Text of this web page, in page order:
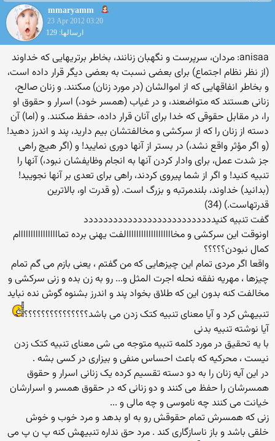
mmaryamm
23 Apr 2012 03:20
ارسالها: 129
anisaa: مردان، سرپرست و نگهبان زنانند، بخاطر برتريهايى كه خداوند
(از نظر نظام اجتماع) براى بعضى نسبت به بعضى ديگر قرار داده است،
و بخاطر انفاقهايى كه از اموالشان (در مورد زنان) مى‏كنند. و زنان صالح،
زنانى هستند كه متواضعند، و در غياب (همسر خود،) اسرار و حقوق او
را، در مقابل حقوقى كه خدا براى آنان قرار داده، حفظ مى‏كنند. و (اما) آن
دسته از زنان را كه از سركشى و مخالفتشان بيم داريد، پند و اندرز دهيد!
(و اگر مؤثر واقع نشد،) در بستر از آنها دورى نماييد! و (اگر هيچ راهى
جز شدت عمل، براى وادار كردن آنها به انجام وظايفشان نبود،) آنها را
تنبيه كنيد! و اگر از شما پيروى كردند، راهى براى تعدى بر آنها نجوييد!
(بدانيد) خداوند، بلندمرتبه و بزرگ است. (و قدرت او، بالاترين
قدرتهاست.) (34)
گفت تنبیه کنیددددددددددددددددددددددددددد
اونوقت این سرکشی و مخااااااااااااااااااالفت یهنی برده تمااااااااااااااااام
کمال نبودن؟؟؟؟؟
واقعا اگر مردی تمام این چیزهایی که من گفتم ، یعنی بازم می گم تمام
چیزها ، مهریه نفقه نحله اجرت المثل و... رو به زن بده و زنی سرکشی و
مخالفت کنه بدون این که طلاق بخواد پند و اندرز بشنوه گوش نده نباید
تنبیهش کرد و آیا معنای تنبیه کتک زدن می باشد؟؟؟؟؟؟؟؟؟؟؟؟؟؟؟
آیا نوشته تنبیه بدنی
با یه تحقیق در مورد کلمه تنبیه متوجه می شی معنای تنبیه کتک زدن
نیست ، محرکیه که باعث احساس منفی و بیزاری در کسی بشه .
در این آیه زنان را به دو دسته تقسیم کرده یک زنانی اسرار و حقوق
همسرشان را حفظ می کنند و دو زنانی که در حقوق همسر و اسرارشان
خیانت می کنند چه ناموسی و چه مالی و ...
زنی که همسرش تمام حقوقش رو به او بدهد و مرد خوب و خوش
خلقی باشد و باز ناسازگاری کند . مرد حق نداره تنبیهش کنه پ ن پ می